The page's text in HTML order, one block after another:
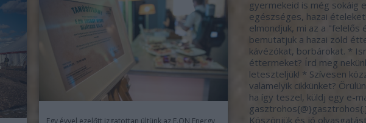
Egy évvel ezelőtt izgatottan ültünk az E.ON Energy
gyermekeid is még sokáig
egészséges, hazai
elmondjuk, mi az a "felelős
bemutatjuk a hazai zöld
kávézókat, borbárokat. *
éttermeket? Írd meg
leteszteljük! * Szívesen
valamelyik cikkünket?
ha így teszel, küldj egy e-
Köszönjük és jó